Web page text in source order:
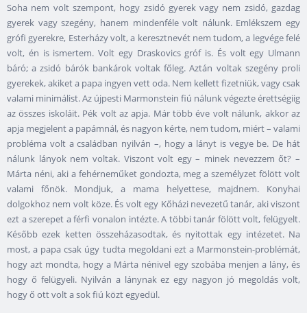
Soha nem volt szempont, hogy zsidó gyerek vagy nem zsidó, gazdag
gyerek vagy szegény, hanem mindenféle volt nálunk. Emlékszem egy
grófi gyerekre, Esterházy volt, a keresztnevét nem tudom, a legvége felé
volt, én is ismertem. Volt egy Draskovics gróf is. És volt egy Ulmann
báró; a zsidó bárók bankárok voltak főleg. Aztán voltak szegény proli
gyerekek, akiket a papa ingyen vett oda. Nem kellett fizetniük, vagy csak
valami minimálist. Az újpesti Marmonstein fiú nálunk végezte érettségiig
az összes iskoláit. Pék volt az apja. Már több éve volt nálunk, akkor az
apja megjelent a papámnál, és nagyon kérte, nem tudom, miért – valami
probléma volt a családban nyilván –, hogy a lányt is vegye be. De hát
nálunk lányok nem voltak. Viszont volt egy – minek nevezzem őt? –
Márta néni, aki a fehérneműket gondozta, meg a személyzet fölött volt
valami főnök. Mondjuk, a mama helyettese, majdnem. Konyhai
dolgokhoz nem volt köze. És volt egy Kőházi nevezetű tanár, aki viszont
ezt a szerepet a férfi vonalon intézte. A többi tanár fölött volt, felügyelt.
Később ezek ketten összeházasodtak, és nyitottak egy intézetet. Na
most, a papa csak úgy tudta megoldani ezt a Marmonstein-problémát,
hogy azt mondta, hogy a Márta nénivel egy szobába menjen a lány, és
hogy ő felügyeli. Nyilván a lánynak ez egy nagyon jó megoldás volt,
hogy ő ott volt a sok fiú közt egyedül.